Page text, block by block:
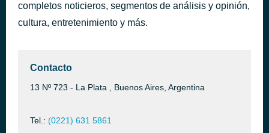
completos noticieros, segmentos de análisis y opinión,
cultura, entretenimiento y más.
Contacto
13 Nº 723 - La Plata , Buenos Aires, Argentina
Tel.: (0221) 631 5861